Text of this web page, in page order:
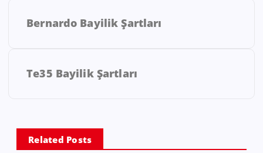
Bernardo Bayilik Şartları
Te35 Bayilik Şartları
Related Posts